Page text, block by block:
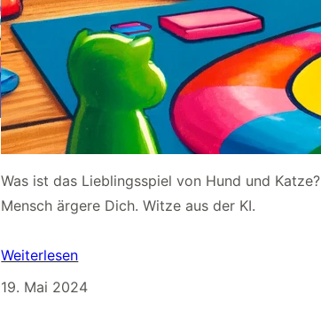
Was ist das Lieblingsspiel von Hund und Katze?
Mensch ärgere Dich. Witze aus der KI.
Weiterlesen
19. Mai 2024